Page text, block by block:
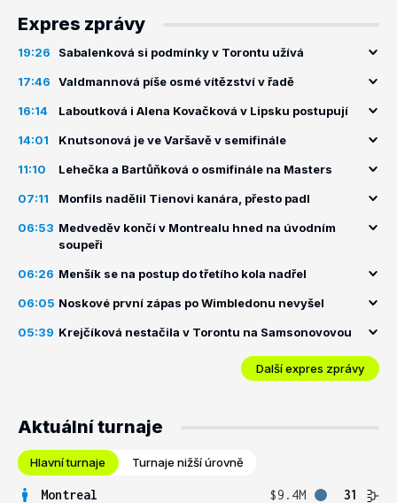
Expres zprávy
19:26 Sabalenková si podmínky v Torontu užívá
17:46 Valdmannová píše osmé vítězství v řadě
16:14 Laboutková i Alena Kovačková v Lipsku postupují
14:01 Knutsonová je ve Varšavě v semifinále
11:10 Lehečka a Bartůňková o osmifinále na Masters
07:11 Monfils nadělil Tienovi kanára, přesto padl
06:53 Medveděv končí v Montrealu hned na úvodním
soupeři
06:26 Menšík se na postup do třetího kola nadřel
06:05 Noskové první zápas po Wimbledonu nevyšel
05:39 Krejčíková nestačila v Torontu na Samsonovovou
Další expres zprávy
Aktuální turnaje
Hlavní turnaje Turnaje nižší úrovně
Montreal $9.4M
31